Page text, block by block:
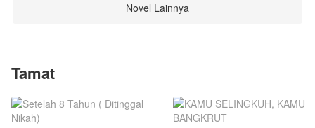
Novel Lainnya
Tamat